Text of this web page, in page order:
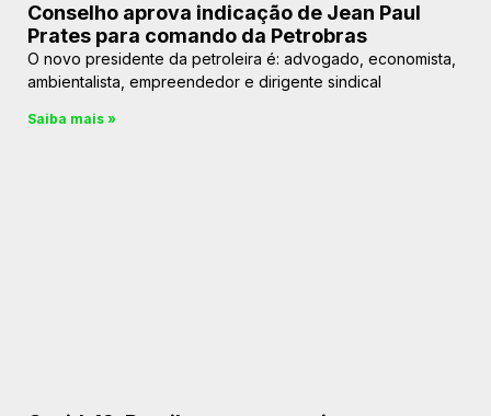
Conselho aprova indicação de Jean Paul
Prates para comando da Petrobras
O novo presidente da petroleira é: advogado, economista,
ambientalista, empreendedor e dirigente sindical
Saiba mais »